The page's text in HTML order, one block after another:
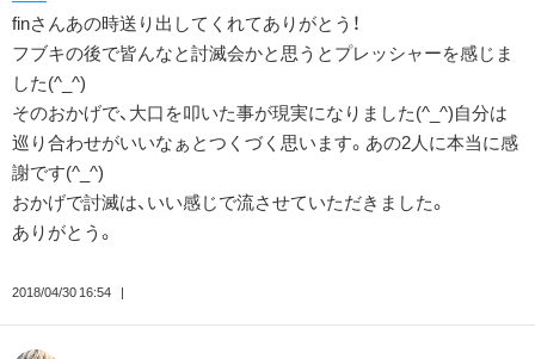
finさんあの時送り出してくれてありがとう！
フブキの後で皆んなと討滅会かと思うとプレッシャーを感じま
した(^_^)
そのおかげで、大口を叩いた事が現実になりました(^_^)自分は
巡り合わせがいいなぁとつくづく思います。あの2人に本当に感
謝です(^_^)
おかげで討滅は、いい感じで流させていただきました。
ありがとう。
2018/04/30 16:54